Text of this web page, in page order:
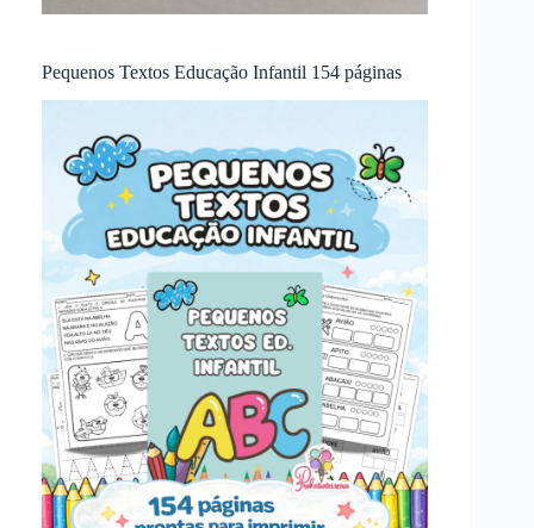
Pequenos Textos Educação Infantil 154 páginas